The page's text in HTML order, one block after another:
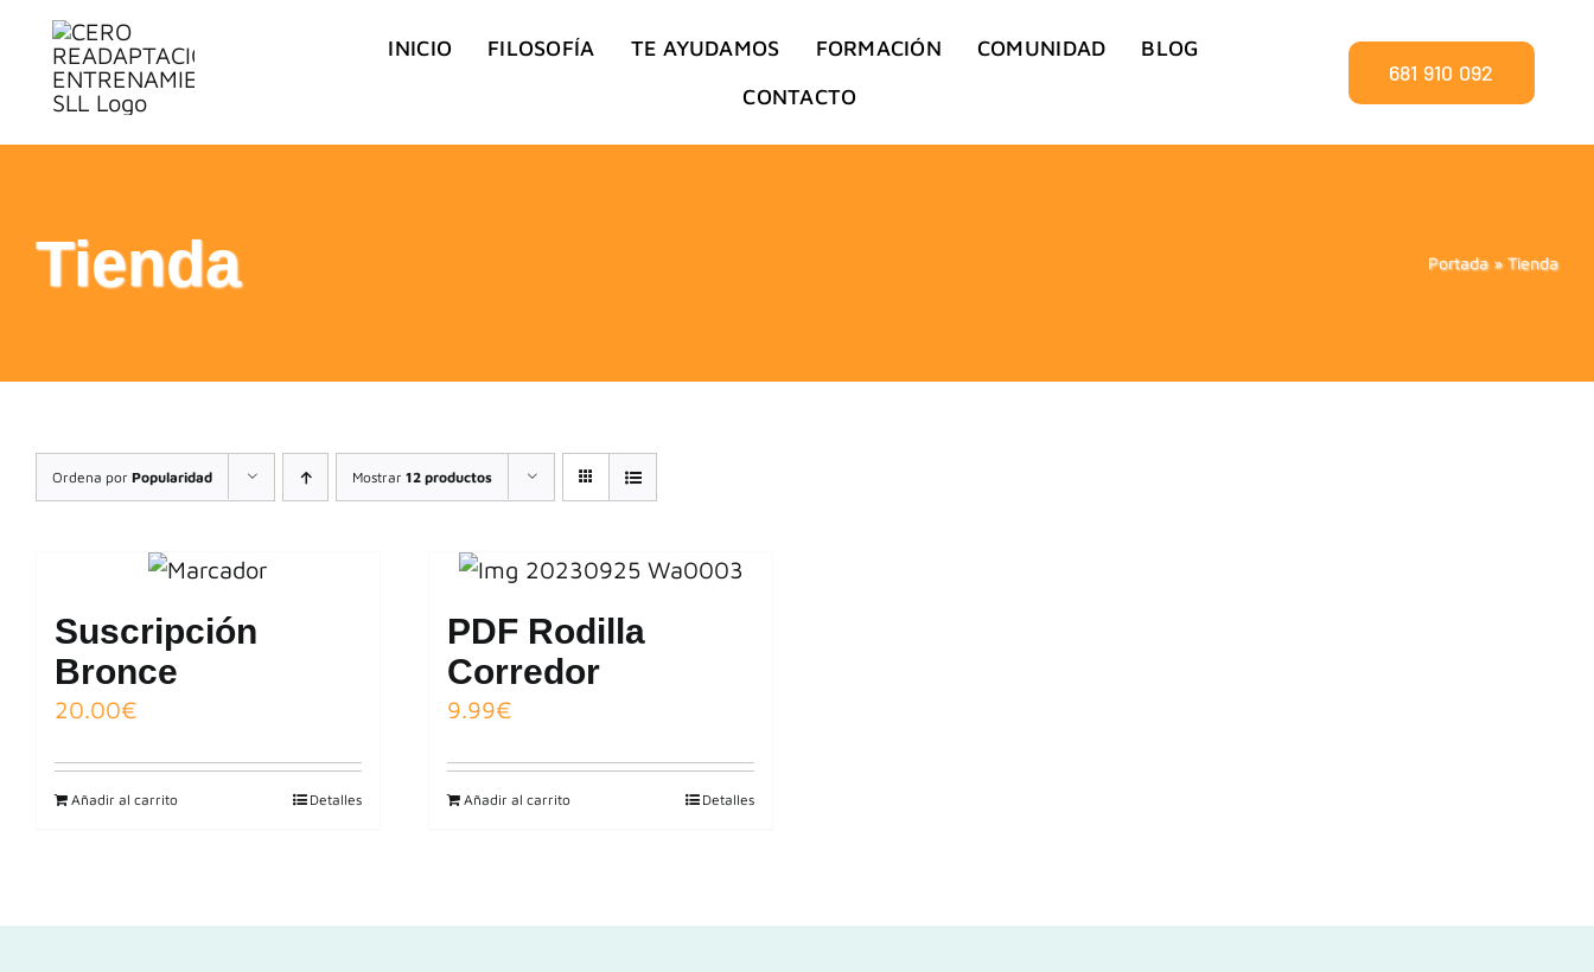
Saltar
contenido
INICIO FILOSOFÍA TE AYUDAMOS FORMACIÓN COMUNIDAD
BLOG
CONTACTO
681 910 092
Tienda Portada»Tienda
Ordena por Popularidad Mostrar 12 productos
Suscripción
Bronce
20.00€
Añadir al carrito Detalles
PDF Rodilla
Corredor
9.99€
Añadir al carrito Detalles